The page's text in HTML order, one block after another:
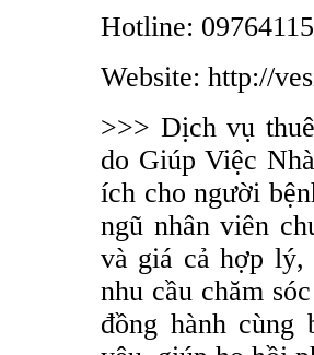
Hotline:
Website: http://
>>> Dịch vụ
do Giúp Việc
ích cho người
ngũ nhân viên
và giá cả hợp lý,
nhu cầu chăm
đồng hành cùng